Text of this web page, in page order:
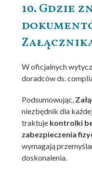
10. Gdzie
W oficjalnych
doradców ds.
Podsumowując,
niezbędnik dla
traktuje kontrolki
zabezpieczenia
wymagają
doskonalenia.